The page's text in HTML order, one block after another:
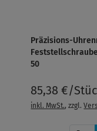
Präzisions-
50
85,38 €/
inkl. MwSt., zzgl.